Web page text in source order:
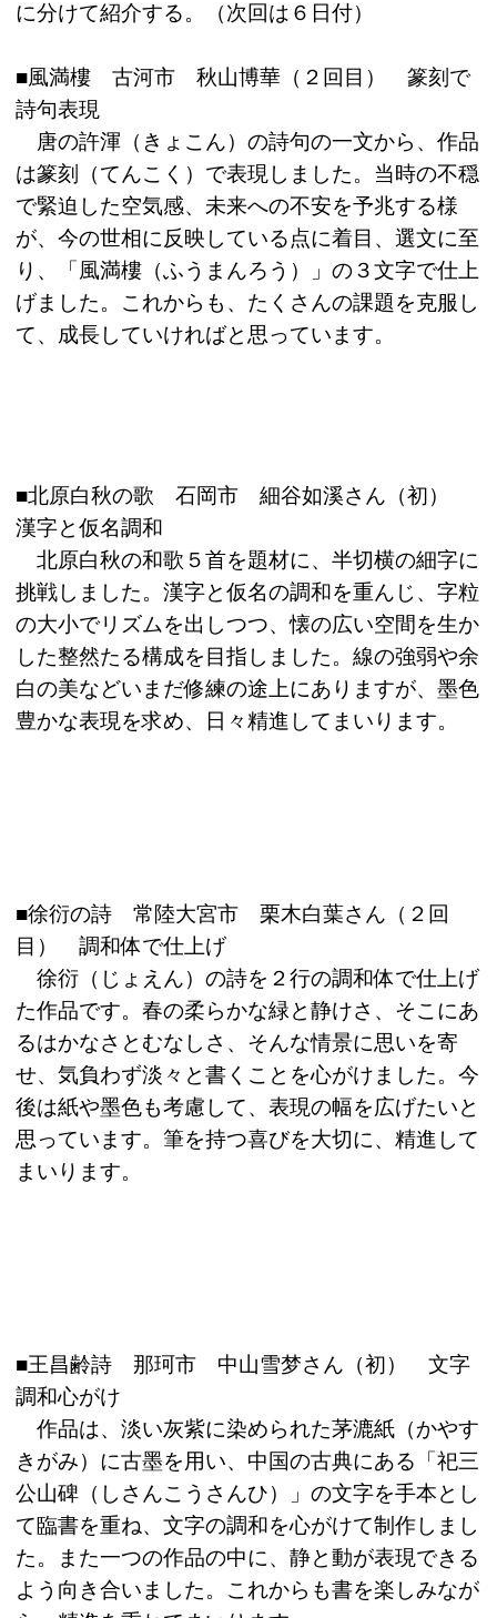
に分けて紹介する。（次回は６日付）
■風満樓 古河市 秋山博華（２回目） 篆刻で
詩句表現
唐の許渾（きょこん）の詩句の一文から、作品
は篆刻（てんこく）で表現しました。当時の不穏
で緊迫した空気感、未来への不安を予兆する様
が、今の世相に反映している点に着目、選文に至
り、「風満樓（ふうまんろう）」の３文字で仕上
げました。これからも、たくさんの課題を克服し
て、成長していければと思っています。
■北原白秋の歌 石岡市 細谷如溪さん（初）
漢字と仮名調和
北原白秋の和歌５首を題材に、半切横の細字に
挑戦しました。漢字と仮名の調和を重んじ、字粒
の大小でリズムを出しつつ、懐の広い空間を生か
した整然たる構成を目指しました。線の強弱や余
白の美などいまだ修練の途上にありますが、墨色
豊かな表現を求め、日々精進してまいります。
■徐衍の詩 常陸大宮市 栗木白葉さん（２回
目） 調和体で仕上げ
徐衍（じょえん）の詩を２行の調和体で仕上げ
た作品です。春の柔らかな緑と静けさ、そこにあ
るはかなさとむなしさ、そんな情景に思いを寄
せ、気負わず淡々と書くことを心がけました。今
後は紙や墨色も考慮して、表現の幅を広げたいと
思っています。筆を持つ喜びを大切に、精進して
まいります。
■王昌齢詩 那珂市 中山雪梦さん（初） 文字
調和心がけ
作品は、淡い灰紫に染められた茅漉紙（かやす
きがみ）に古墨を用い、中国の古典にある「祀三
公山碑（しさんこうさんひ）」の文字を手本とし
て臨書を重ね、文字の調和を心がけて制作しまし
た。また一つの作品の中に、静と動が表現できる
よう向き合いました。これからも書を楽しみなが